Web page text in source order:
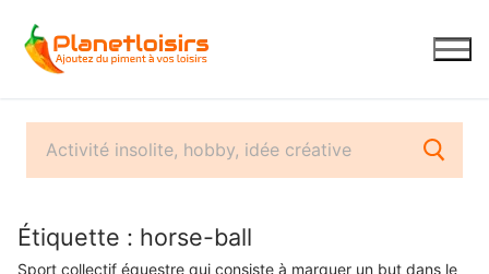
contenu
Étiquette : horse-ball
Sport collectif équestre qui consiste à marquer un but dans le